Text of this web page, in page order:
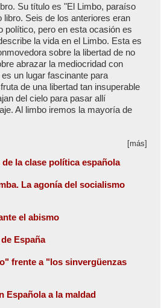
Su título es "El Limbo, paraíso
Seis de los anteriores eran
político, pero en esta ocasión es
la vida en el Limbo. Esta es
sobre la libertad de no
abrazar la mediocridad con
un lugar fascinante para
de una libertad tan insuperable
del cielo para pasar allí
Al limbo iremos la mayoría de
[más]
la clase política española
La agonía del socialismo
el abismo
España
frente a "los sinvergüenzas
Española a la maldad